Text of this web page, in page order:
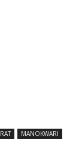
MANOKWARI